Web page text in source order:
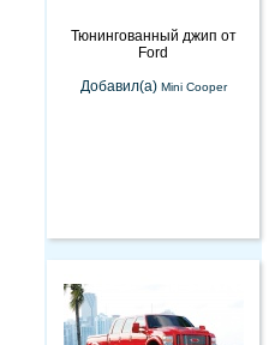
Тюнингованный джип от
Ford
Добавил(а) Mini Cooper